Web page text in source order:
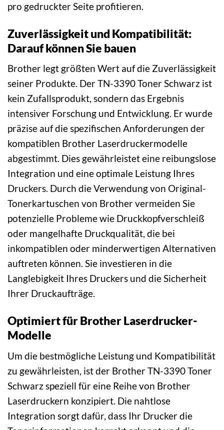
pro gedruckter Seite profitieren.
Zuverlässigkeit und Kompatibilität:
Darauf können Sie bauen
Brother legt größten Wert auf die Zuverlässigkeit
seiner Produkte. Der TN-3390 Toner Schwarz ist
kein Zufallsprodukt, sondern das Ergebnis
intensiver Forschung und Entwicklung. Er wurde
präzise auf die spezifischen Anforderungen der
kompatiblen Brother Laserdruckermodelle
abgestimmt. Dies gewährleistet eine reibungslose
Integration und eine optimale Leistung Ihres
Druckers. Durch die Verwendung von Original-
Tonerkartuschen von Brother vermeiden Sie
potenzielle Probleme wie Druckkopfverschleiß
oder mangelhafte Druckqualität, die bei
inkompatiblen oder minderwertigen Alternativen
auftreten können. Sie investieren in die
Langlebigkeit Ihres Druckers und die Sicherheit
Ihrer Druckaufträge.
Optimiert für Brother Laserdrucker-
Modelle
Um die bestmögliche Leistung und Kompatibilität
zu gewährleisten, ist der Brother TN-3390 Toner
Schwarz speziell für eine Reihe von Brother
Laserdruckern konzipiert. Die nahtlose
Integration sorgt dafür, dass Ihr Drucker die